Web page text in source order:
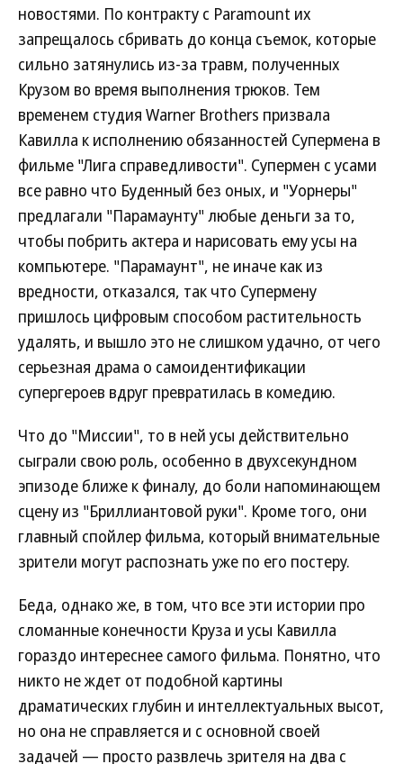
новостями. По контракту с Paramount их
запрещалось сбривать до конца съемок, которые
сильно затянулись из-за травм, полученных
Крузом во время выполнения трюков. Тем
временем студия Warner Brothers призвала
Кавилла к исполнению обязанностей Супермена в
фильме "Лига справедливости". Супермен с усами
все равно что Буденный без оных, и "Уорнеры"
предлагали "Парамаунту" любые деньги за то,
чтобы побрить актера и нарисовать ему усы на
компьютере. "Парамаунт", не иначе как из
вредности, отказался, так что Супермену
пришлось цифровым способом растительность
удалять, и вышло это не слишком удачно, от чего
серьезная драма о самоидентификации
супергероев вдруг превратилась в комедию.
Что до "Миссии", то в ней усы действительно
сыграли свою роль, особенно в двухсекундном
эпизоде ближе к финалу, до боли напоминающем
сцену из "Бриллиантовой руки". Кроме того, они
главный спойлер фильма, который внимательные
зрители могут распознать уже по его постеру.
Беда, однако же, в том, что все эти истории про
сломанные конечности Круза и усы Кавилла
гораздо интереснее самого фильма. Понятно, что
никто не ждет от подобной картины
драматических глубин и интеллектуальных высот,
но она не справляется и с основной своей
задачей — просто развлечь зрителя на два с